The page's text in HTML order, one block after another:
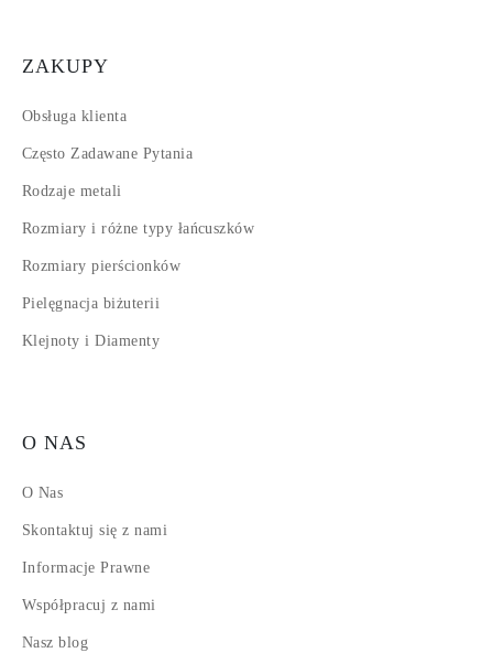
ZAKUPY
Obsługa klienta
Często Zadawane Pytania
Rodzaje metali
Rozmiary i różne typy łańcuszków
Rozmiary pierścionków
Pielęgnacja biżuterii
Klejnoty i Diamenty
O NAS
O Nas
Skontaktuj się z nami
Informacje Prawne
Współpracuj z nami
Nasz blog